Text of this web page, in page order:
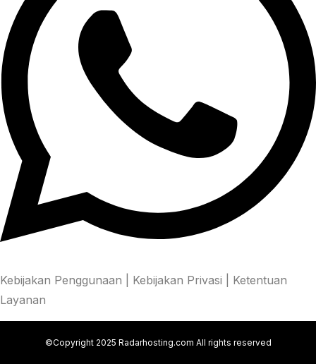
Kebijakan Penggunaan Kebijakan Privasi
Ketentuan
Layanan
©Copyright 2025 Radarhosting.com All rights reserved